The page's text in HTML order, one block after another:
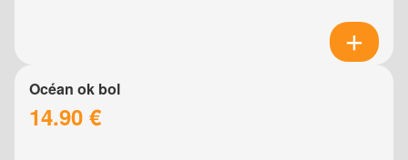
Océan ok bol
14.90 €